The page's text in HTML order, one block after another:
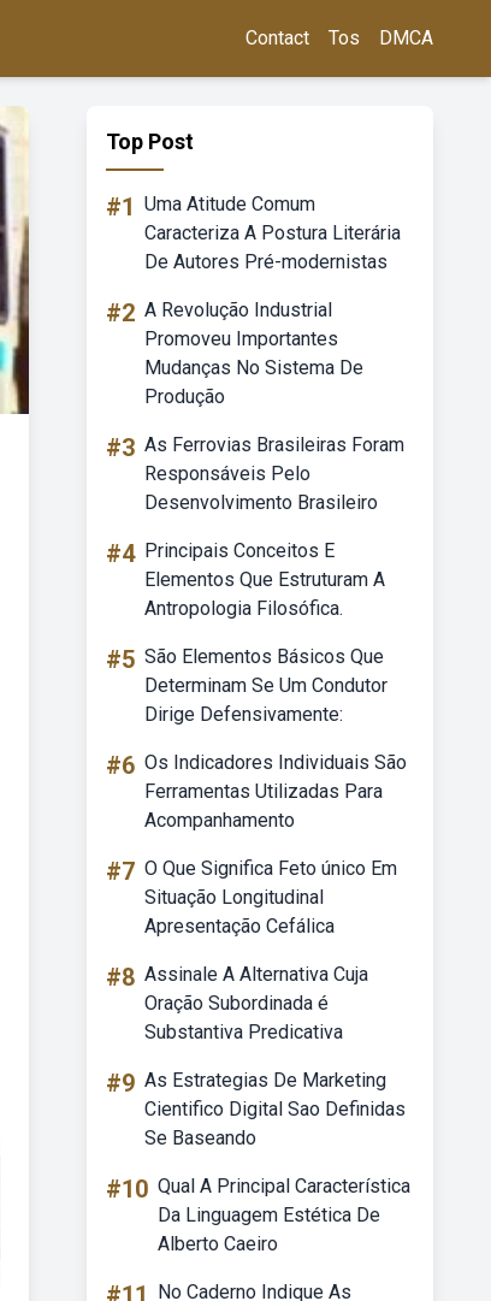
Contact Tos DMCA
Top Post
#1 Uma Atitude Comum
Caracteriza A Postura Literária
De Autores Pré-modernistas
#2 A Revolução Industrial
Promoveu Importantes
Mudanças No Sistema De
Produção
#3 As Ferrovias Brasileiras Foram
Responsáveis Pelo
Desenvolvimento Brasileiro
#4 Principais Conceitos E
Elementos Que Estruturam A
Antropologia Filosófica.
#5 São Elementos Básicos Que
Determinam Se Um Condutor
Dirige Defensivamente:
#6 Os Indicadores Individuais São
Ferramentas Utilizadas Para
Acompanhamento
#7 O Que Significa Feto único Em
Situação Longitudinal
Apresentação Cefálica
#8 Assinale A Alternativa Cuja
Oração Subordinada é
Substantiva Predicativa
#9 As Estrategias De Marketing
Cientifico Digital Sao Definidas
Se Baseando
#10 Qual A Principal Característica
Da Linguagem Estética De
Alberto Caeiro
#11
No Caderno Indique As